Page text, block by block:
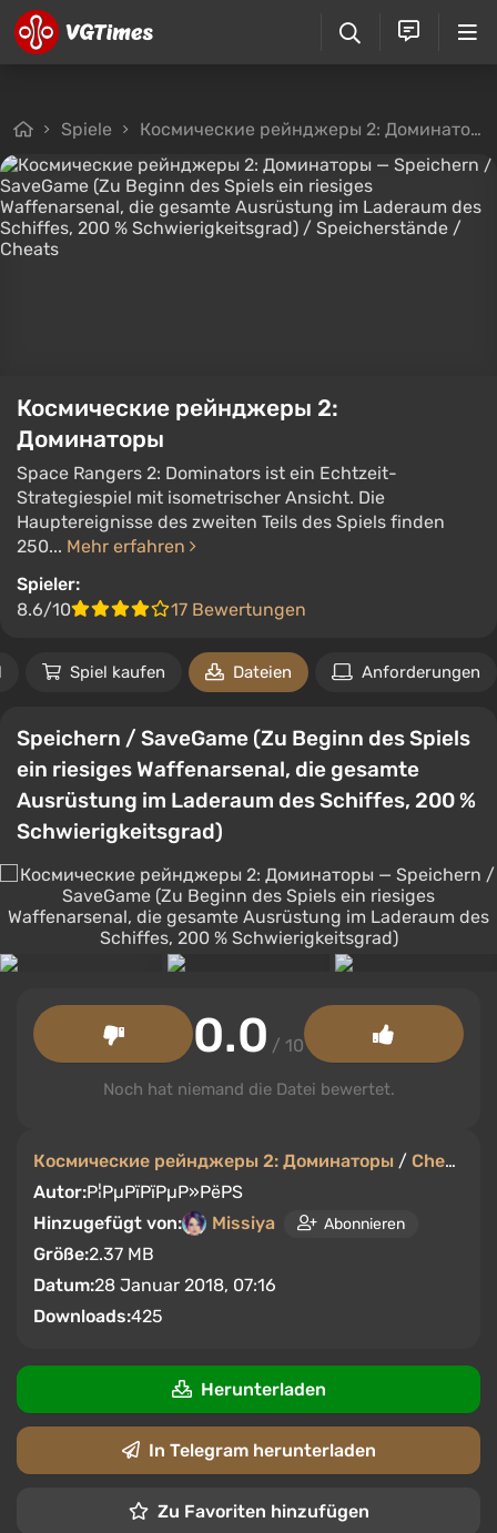
Spiele Космические рейнджеры 2: Доминаторы
Космические рейнджеры 2:
Доминаторы
Space Rangers 2: Dominators ist ein Echtzeit-
Strategiespiel mit isometrischer Ansicht. Die
Hauptereignisse des zweiten Teils des Spiels finden
250... Mehr erfahren
Spieler:
8.6/10
17 Bewertungen
Spiel kaufen Dateien Anforderungen
Speichern / SaveGame (Zu Beginn des Spiels
ein riesiges Waffenarsenal, die gesamte
Ausrüstung im Laderaum des Schiffes, 200 %
Schwierigkeitsgrad)
Космические рейнджеры 2: Доминаторы / Cheats
Autor:Р¦РµРїРїРµР»РёРЅ
Hinzugefügt von:
Missiya Abonnieren
Größe:2.37 MB
Datum:28 Januar 2018, 07:16
Downloads:425
0.0 / 10
Noch hat niemand die Datei bewertet.
Herunterladen
In Telegram herunterladen
Zu Favoriten hinzufügen